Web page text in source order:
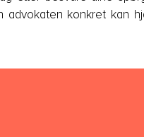
advokaten konkret kan